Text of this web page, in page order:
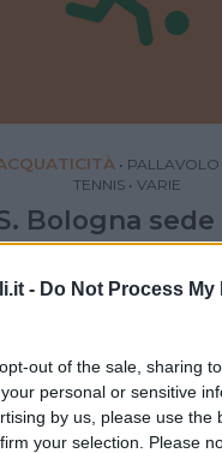
- Do Not Process My
out of the sale, sharing
personal or sensitive
by us, please use the
your selection. Please
• PALLAVOLO
TENNIS • VARIE
Bologna
FORLÌ (FORLÌ-